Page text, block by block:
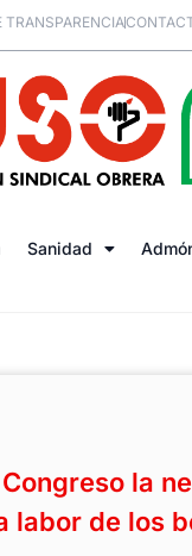
TRANSPARENCIA
Sanidad
la
labor de los